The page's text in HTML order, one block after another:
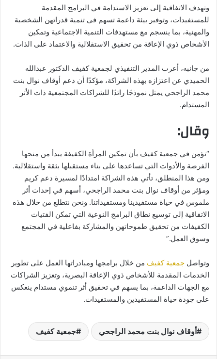
وتهدف الاتفاقية إلى تعزيز الاستدامة في البرامج المقدمة
للمستفيدات، وتوفير بيئة داعمة تسهم في تنمية قدراتهن الشخصية
والمهنية، بما ينسجم مع مستهدفات التنمية الاجتماعية وتمكين
الأشخاص ذوي الإعاقة من تحقيق الاستقلالية والاعتماد على الذات.
من جانبه، أعرب المدير التنفيذي لجمعية كفيف الدكتور عبدالله
الحميدي عن اعتزازه بهذه الشراكة، مؤكدًا أن دعم أوقاف نوال بنت
محمد الراجحي يمثل نموذجًا رائدًا للشراكات المجتمعية ذات الأثر
المستدام.
وقال:
“نؤمن في جمعية كفيف بأن تمكين المرأة الكفيفة يبدأ من منحها
الفرصة والأدوات التي تساعدها على بناء مستقبلها بثقة واستقلالية.
ومن هذا المنطلق، تأتي هذه الشراكة امتدادًا لمسيرة دعم كريم
ومؤثر من أوقاف نوال بنت محمد الراجحي، أسهم في إحداث أثر
ملموس في حياة مستفيدينا ومستفيداتنا. ونحن نتطلع من خلال هذه
الاتفاقية إلى توسيع نطاق البرامج النوعية التي تمكن الفتيات
الكفيفات من تحقيق طموحاتهن والمشاركة بفاعلية في المجتمع
وسوق العمل.”
وتواصل جمعية كفيف من خلال برامجها ومبادراتها العمل على تطوير
الخدمات المقدمة للأشخاص ذوي الإعاقة البصرية، وتعزيز الشراكات
مع الجهات الداعمة، بما يسهم في تحقيق أثر تنموي مستدام ينعكس
على جودة حياة المستفيدين والمستفيدات.
أوقاف نوال بنت محمد الراجحي جمعية كفيف